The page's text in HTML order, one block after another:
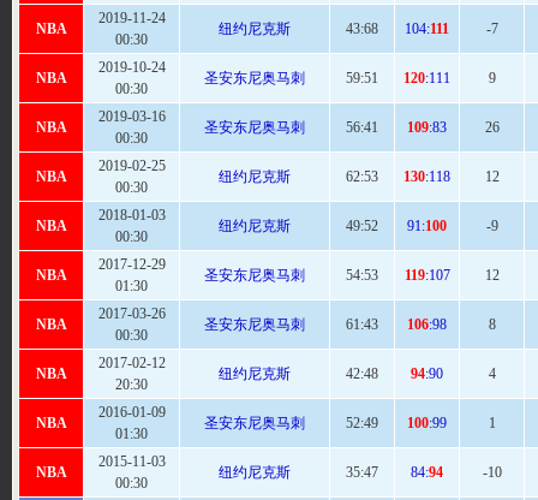
NBA
2019-11-24
00:30
纽约尼克斯 43:68 104:111 -7
NBA
2019-10-24
00:30
圣安东尼奥马刺 59:51 120:111 9
NBA
2019-03-16
00:30
圣安东尼奥马刺 56:41 109:83 26
NBA
2019-02-25
00:30
纽约尼克斯 62:53 130:118 12
NBA
2018-01-03
00:30
纽约尼克斯 49:52 91:100 -9
NBA
2017-12-29
01:30
圣安东尼奥马刺 54:53 119:107 12
NBA
2017-03-26
00:30
圣安东尼奥马刺 61:43 106:98 8
NBA
2017-02-12
20:30
纽约尼克斯 42:48 94:90 4
NBA
2016-01-09
01:30
圣安东尼奥马刺 52:49 100:99 1
NBA
2015-11-03
00:30
纽约尼克斯 35:47 84:94 -10